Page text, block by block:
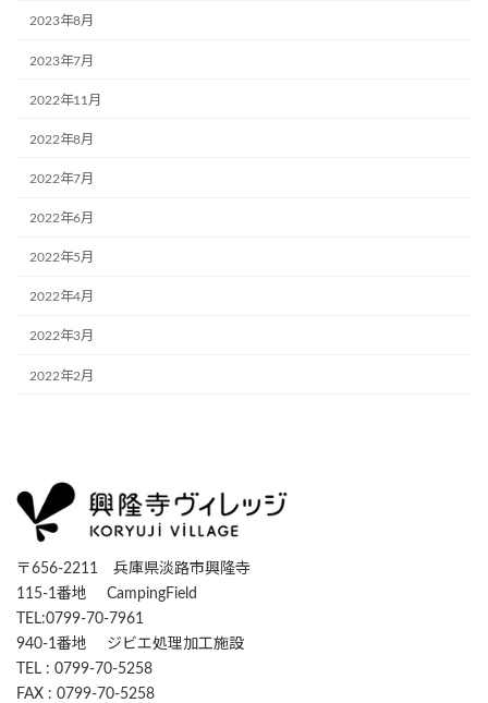
2023年8月
2023年7月
2022年11月
2022年8月
2022年7月
2022年6月
2022年5月
2022年4月
2022年3月
2022年2月
〒656-2211 兵庫県淡路市興隆寺
115-1番地 CampingField
TEL:0799-70-7961
940-1番地 ジビエ処理加工施設
TEL : 0799-70-5258
FAX : 0799-70-5258